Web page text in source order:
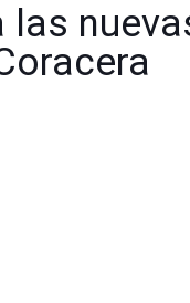
las